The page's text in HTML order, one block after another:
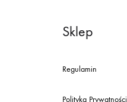
Sklep
Regulamin
Polityka Prywatności